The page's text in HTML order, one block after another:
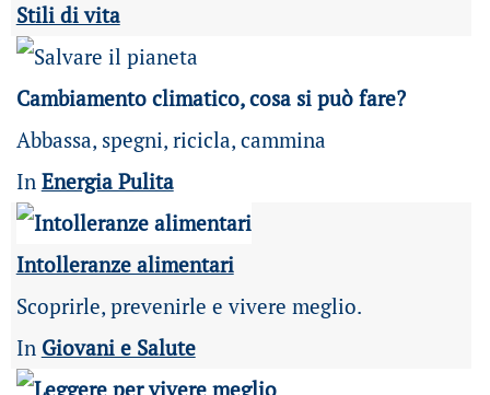
Stili di vita
Cambiamento climatico, cosa si può fare?
Abbassa, spegni, ricicla, cammina
In Energia Pulita
Intolleranze alimentari
Scoprirle, prevenirle e vivere meglio.
In Giovani e Salute